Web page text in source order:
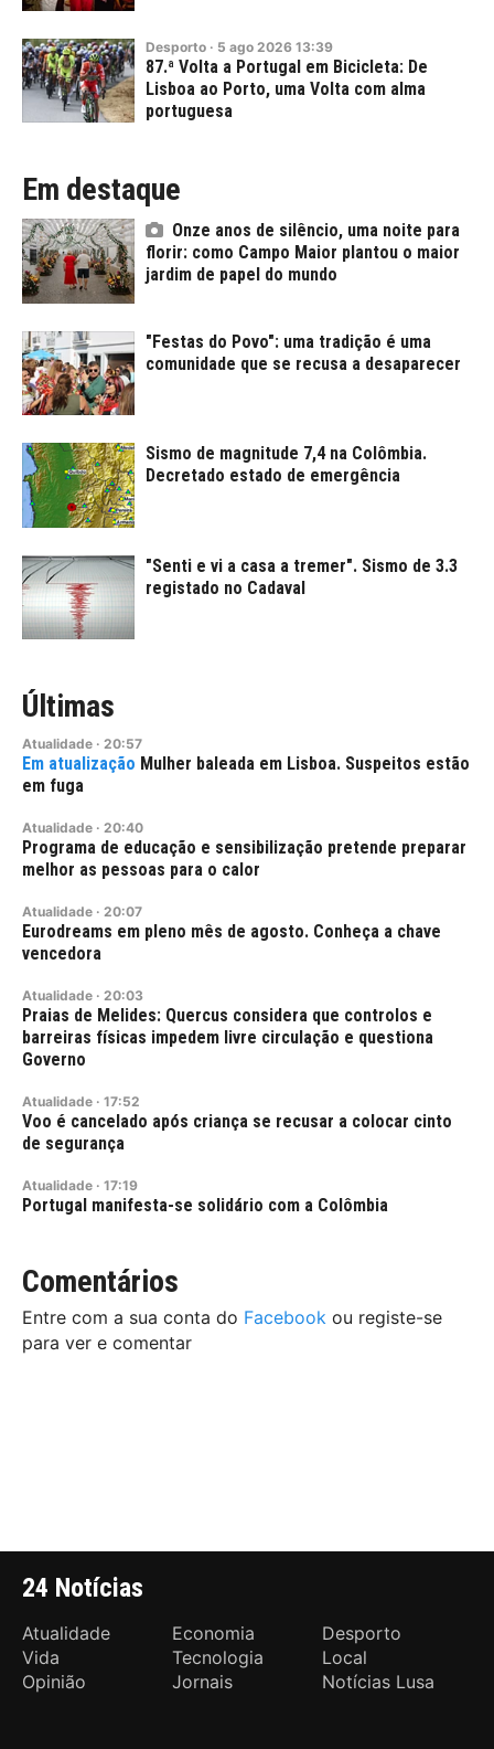
Desporto · 5 ago 2026 13:39
87.ª Volta a Portugal em Bicicleta: De
Lisboa ao Porto, uma Volta com alma
portuguesa
Em destaque
Onze anos de silêncio, uma noite para
florir: como Campo Maior plantou o maior
jardim de papel do mundo
"Festas do Povo": uma tradição é uma
comunidade que se recusa a desaparecer
Sismo de magnitude 7,4 na Colômbia.
Decretado estado de emergência
"Senti e vi a casa a tremer". Sismo de 3.3
registado no Cadaval
Últimas
Atualidade · 20:57
Mulher baleada em Lisboa. Suspeitos estão
em fuga
Atualidade · 20:40
Programa de educação e sensibilização pretende preparar
melhor as pessoas para o calor
Atualidade · 20:07
Eurodreams em pleno mês de agosto. Conheça a chave
vencedora
Atualidade · 20:03
Praias de Melides: Quercus considera que controlos e
barreiras físicas impedem livre circulação e questiona
Governo
Atualidade · 17:52
Voo é cancelado após criança se recusar a colocar cinto
de segurança
Atualidade · 17:19
Portugal manifesta-se solidário com a Colômbia
Comentários
Entre com a sua conta do Facebook ou registe-se
para ver e comentar
24 Notícias
Atualidade Economia
Desporto
Vida
Tecnologia
Local
Opinião
Jornais Notícias Lusa